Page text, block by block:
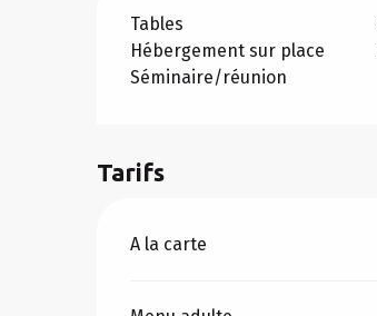
Tables
Hébergement sur place
Séminaire/réunion
Tarifs
Tarifs 2026
A la carte